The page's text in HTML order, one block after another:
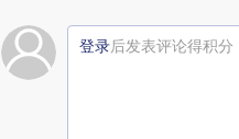
登录后发表评论得积分